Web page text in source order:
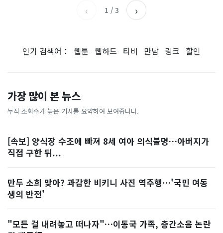
‹ 1 / 3 ›
인기 검색어： 웹툰 웹하드 티비 만남 링크 할인
가장 많이 본 뉴스
누적 조회수가 높은 기사를 요약하여 보여줍니다.
[속보] 양식장 수조에 빠져 8세 여아 의식불명…아버지가
직접 구한 뒤...
만두 소희 맞아? 과감한 비키니 사진 역주행…'국민 여동
생의 반전'
"모든 걸 내려놓고 떠나자"…이동국 가족, 층간소음 논란